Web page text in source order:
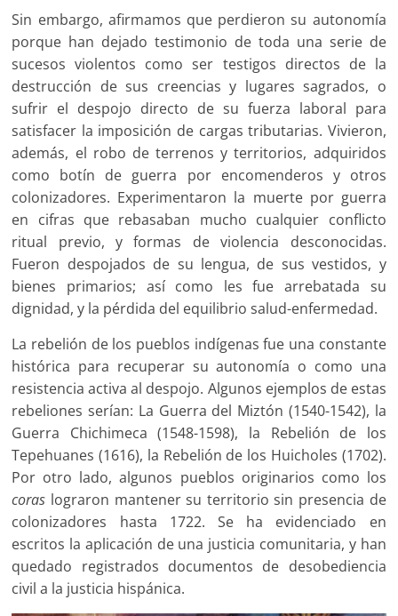
Sin embargo, afirmamos que perdieron su autonomía
porque han dejado testimonio de toda una serie de
sucesos violentos como ser testigos directos de la
destrucción de sus creencias y lugares sagrados, o
sufrir el despojo directo de su fuerza laboral para
satisfacer la imposición de cargas tributarias. Vivieron,
además, el robo de terrenos y territorios, adquiridos
como botín de guerra por encomenderos y otros
colonizadores. Experimentaron la muerte por guerra
en cifras que rebasaban mucho cualquier conflicto
ritual previo, y formas de violencia desconocidas.
Fueron despojados de su lengua, de sus vestidos, y
bienes primarios; así como les fue arrebatada su
dignidad, y la pérdida del equilibrio salud-enfermedad.
La rebelión de los pueblos indígenas fue una constante
histórica para recuperar su autonomía o como una
resistencia activa al despojo. Algunos ejemplos de estas
rebeliones serían: La Guerra del Miztón (1540-1542), la
Guerra Chichimeca (1548-1598), la Rebelión de los
Tepehuanes (1616), la Rebelión de los Huicholes (1702).
Por otro lado, algunos pueblos originarios como los
coras lograron mantener su territorio sin presencia de
colonizadores hasta 1722. Se ha evidenciado en
escritos la aplicación de una justicia comunitaria, y han
quedado registrados documentos de desobediencia
civil a la justicia hispánica.